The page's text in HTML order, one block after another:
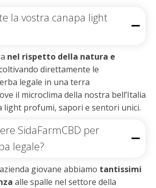
la vostra canapa light
nel rispetto della natura e
direttamente le
legale in una terra
il microclima della nostra bell’Italia
light profumi, sapori e sentori unici.
SidaFarmCBD per
legale?
giovane abbiamo tantissimi
alle spalle nel settore della